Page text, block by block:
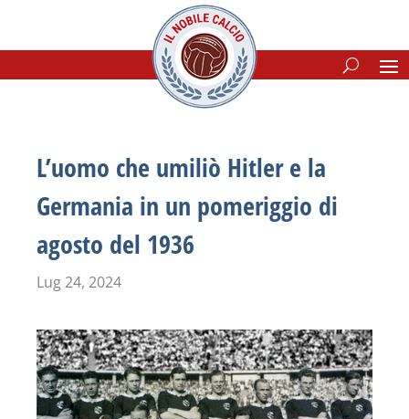
L’uomo che umiliò Hitler e la
Germania in un pomeriggio di
agosto del 1936
Lug 24, 2024